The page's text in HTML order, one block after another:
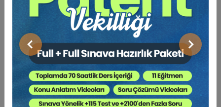
Önceki Sonraki
NİHAİ KARAR: …
KARAR METNİ
…